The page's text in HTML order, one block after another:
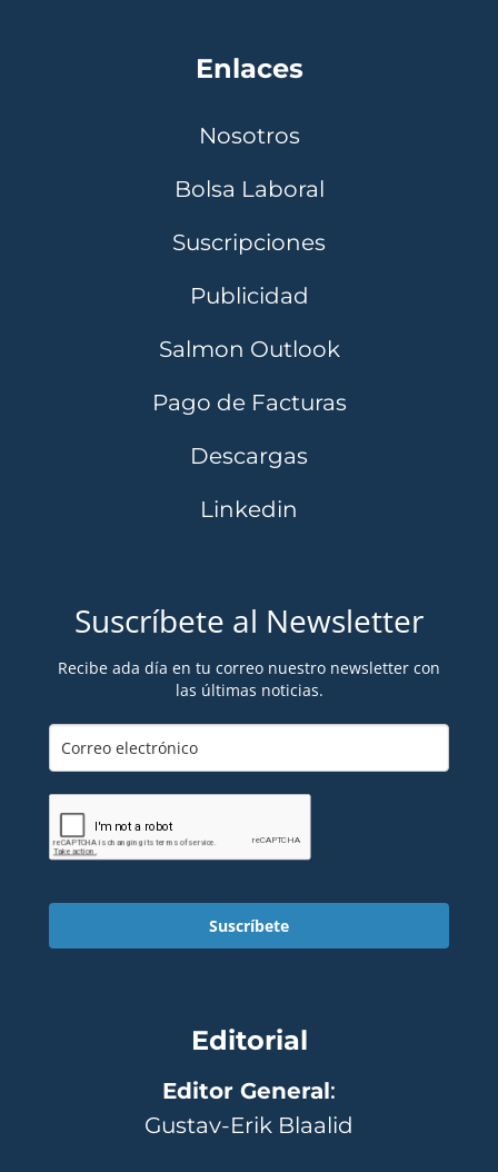
Enlaces
Nosotros
Bolsa Laboral
Suscripciones
Publicidad
Salmon Outlook
Pago de Facturas
Descargas
Linkedin
Suscríbete al Newsletter
Recibe ada día en tu correo nuestro newsletter con
las últimas noticias.
Suscríbete
Editorial
Editor General:
Gustav-Erik Blaalid